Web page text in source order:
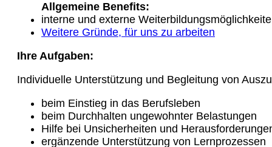
Allgemeine Benefits:
interne und externe
Weitere Gründe, für uns zu arbeiten
Ihre Aufgaben:
Individuelle Unterstützung und Begleitung von
beim Einstieg in das Berufsleben
beim Durchhalten ungewohnter Belastungen
Hilfe bei Unsicherheiten und
ergänzende Unterstützung von Lernprozessen